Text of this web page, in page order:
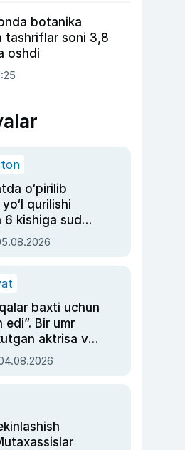
botanika
tashriflar soni 3,8
oshdi
o‘pirilib
qurilishi
6 kishiga sud
baxti uchun
edi”. Bir umr
aktrisa va
Rimma